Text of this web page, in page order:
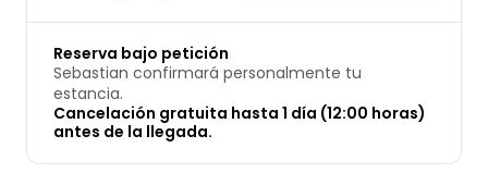
Reserva bajo petición
Sebastian confirmará personalmente tu
estancia.
Cancelación gratuita hasta 1 día (12:00 horas)
antes de la llegada.